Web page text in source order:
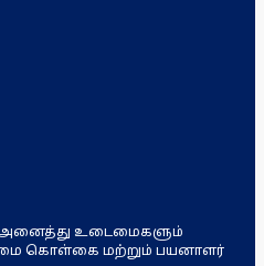
அனைத்து உடைமைகளும்
கொள்கை மற்றும் பயனாளர்